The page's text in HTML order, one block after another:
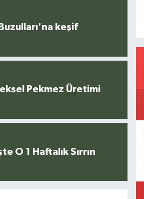
keşif
Pekmez Üretimi
O 1 Haftalık Sırrın